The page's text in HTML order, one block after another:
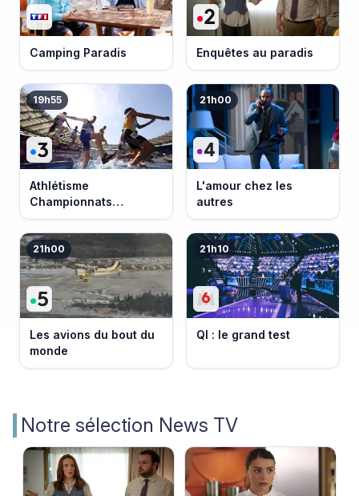
Camping Paradis Enquêtes au paradis
19h55
Athlétisme
Championnats
d'Europe 2026
21h00
L'amour chez les
autres
21h00
Les avions du bout du
monde
21h10
QI : le grand test
Notre sélection News TV